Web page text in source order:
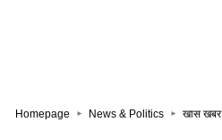
Homepage News & Politics खास खबर